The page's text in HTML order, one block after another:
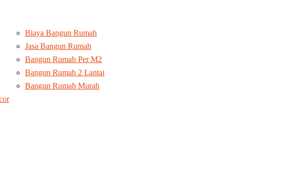
Biaya Bangun Rumah
Jasa Bangun Rumah
Bangun Rumah Per M2
Bangun Rumah 2 Lantai
Bangun Rumah Murah